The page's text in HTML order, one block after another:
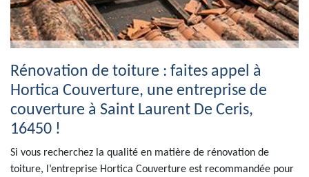
Rénovation de toiture : faites appel à
Hortica Couverture, une entreprise de
couverture à Saint Laurent De Ceris,
16450 !
Si vous recherchez la qualité en matière de rénovation de
toiture, l’entreprise Hortica Couverture est recommandée pour